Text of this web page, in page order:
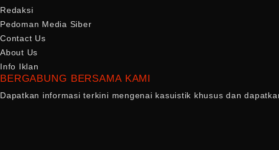
Redaksi
Pedoman Media Siber
Contact Us
About Us
Info Iklan
BERGABUNG BERSAMA KAMI
Dapatkan informasi terkini mengenai kasuistik khusus dan